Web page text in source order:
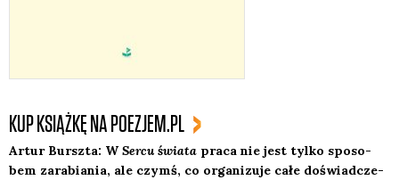
KUP KSIĄŻKĘ NA POEZJEM.PL
Artur Bursz­ta: WSer­cu świa­ta pra­ca nie jest tyl­ko spo­so­
bem zara­bia­nia, ale czymś, co orga­ni­zu­je całe doświad­cze­